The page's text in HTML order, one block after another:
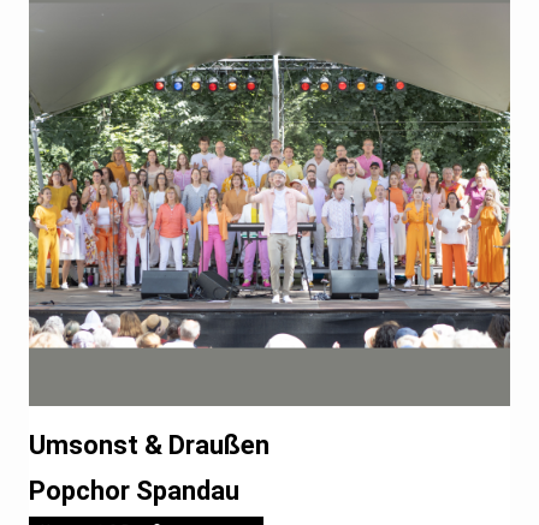
Umsonst & Draußen
Popchor Spandau